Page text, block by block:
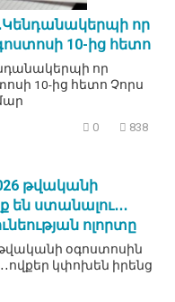
որ
10-ից հետո
որ
10-ից հետո Չորս
0 838
թվականի
ստանալու․․․
ոլորտը
թվականի օգոստոսին
կփոխեն իրենց